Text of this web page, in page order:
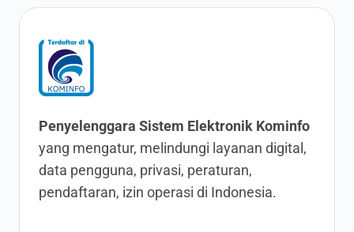
Penyelenggara Sistem Elektronik Kominfo
yang mengatur, melindungi layanan digital,
data pengguna, privasi, peraturan,
pendaftaran, izin operasi di Indonesia.